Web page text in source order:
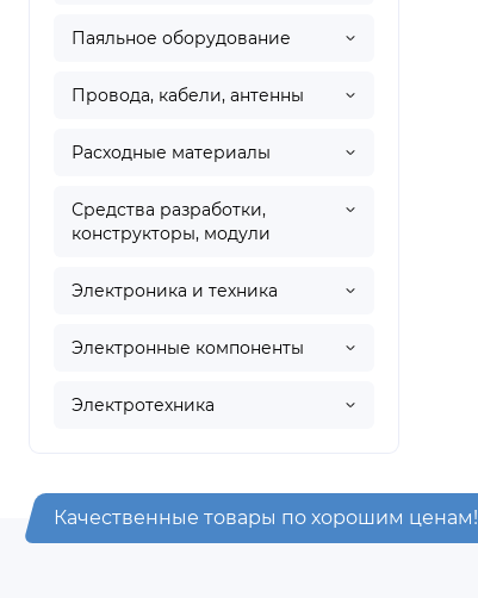
Паяльное оборудование
Провода, кабели, антенны
Расходные материалы
Средства разработки,
конструкторы, модули
Электроника и техника
Электронные компоненты
Электротехника
Качественные товары по хорошим ценам!